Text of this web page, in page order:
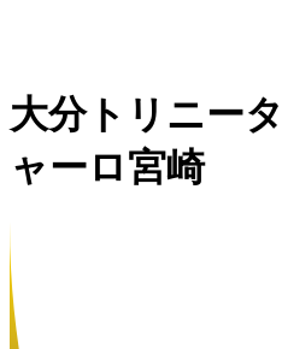
大分トリニータ
ャーロ宮崎